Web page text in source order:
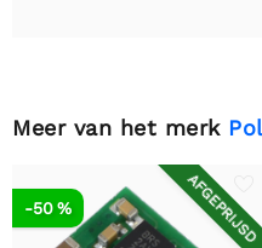
Meer van het merk
AFGEPRIJSD
-50 %